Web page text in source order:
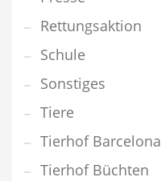
Rettungsaktion
Schule
Sonstiges
Tiere
Tierhof Barcelona
Tierhof Büchten